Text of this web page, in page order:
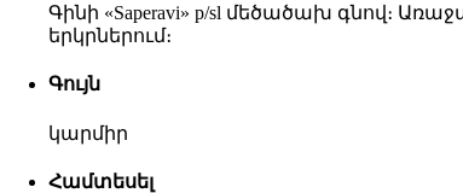
Գինի «Saperavi» p/sl մեծածախ գնով։
երկրներում։
Գույն
կարմիր
Համտեսել